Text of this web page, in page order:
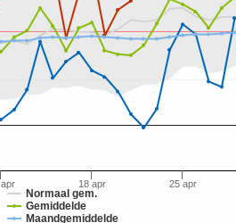
Normaal gem.
Gemiddelde
Maandgemiddelde
18 apr 25 apr